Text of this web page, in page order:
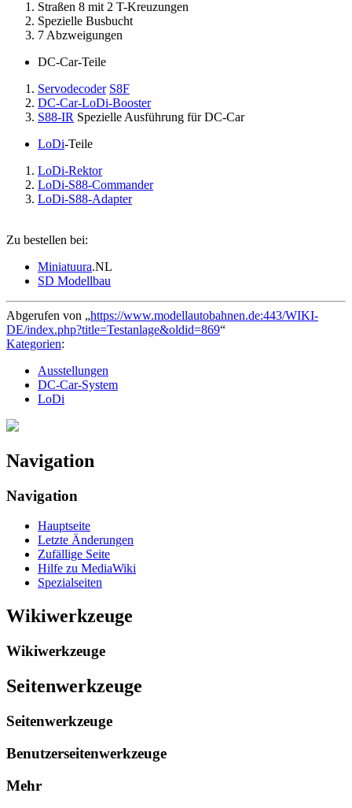
Straßen 8 mit 2 T-Kreuzungen
Spezielle Busbucht
7 Abzweigungen
DC-Car-Teile
Servodecoder S8F
DC-Car-LoDi-Booster
S88-IR Spezielle Ausführung für DC-Car
LoDi-Teile
LoDi-Rektor
LoDi-S88-Commander
LoDi-S88-Adapter
Zu bestellen bei:
Miniatuura.NL
SD Modellbau
Abgerufen von „https://www.modellautobahnen.de:443/WIKI-
DE/index.php?title=Testanlage&oldid=869“
Kategorien:
Ausstellungen
DC-Car-System
LoDi
Navigation
Navigation
Hauptseite
Letzte Änderungen
Zufällige Seite
Hilfe zu MediaWiki
Spezialseiten
Wikiwerkzeuge
Wikiwerkzeuge
Seitenwerkzeuge
Seitenwerkzeuge
Benutzerseitenwerkzeuge
Mehr